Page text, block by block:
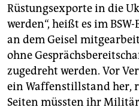
Rüstungsexporte in die
werden“, heißt es im
an dem Geisel
ohne
zugedreht werden. Vor
ein Waffenstillstand her,
Seiten müssten ihr